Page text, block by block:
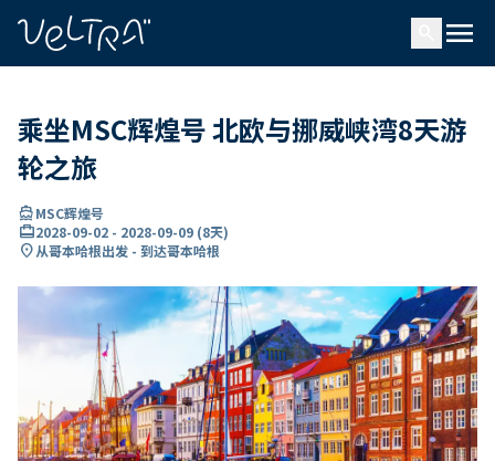
menu
乘坐MSC辉煌号 北欧与挪威峡湾8天游
轮之旅
directions_boatMSC辉煌号
card_travel2028-09-02 - 2028-09-09 (8天)
location_on从哥本哈根出发 - 到达哥本哈根